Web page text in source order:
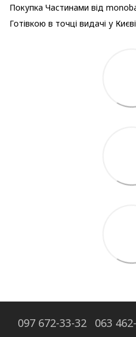
Покупка Частинами від
Готівкою в точці видачі у Києві
097 672-33-32 063